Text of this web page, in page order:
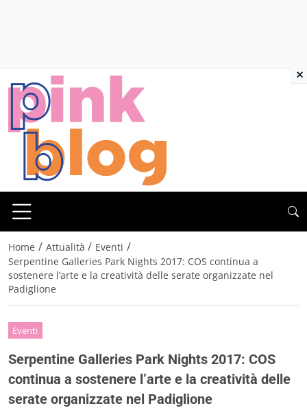
Home / Attualità / Eventi /
Serpentine Galleries Park Nights 2017: COS continua a
sostenere l’arte e la creatività delle serate organizzate nel
Padiglione
Eventi
Serpentine Galleries Park Nights 2017: COS
continua a sostenere l’arte e la creatività delle
serate organizzate nel Padiglione
×